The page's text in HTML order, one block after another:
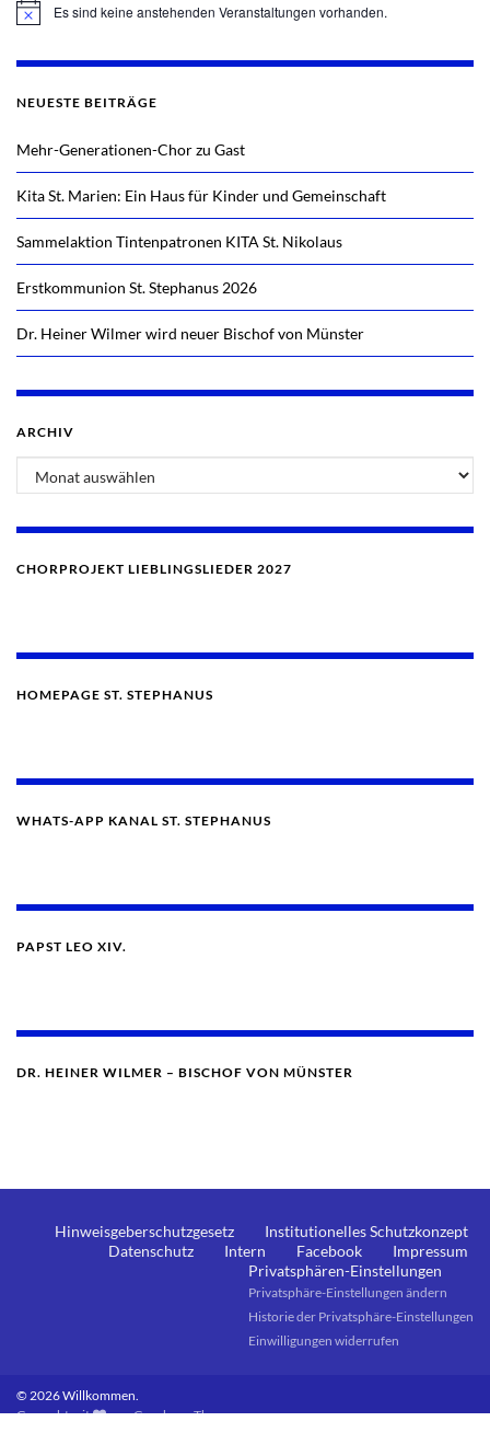
HinweisEs sind keine anstehenden Veranstaltungen vorhanden.
NEUESTE BEITRÄGE
Mehr-Generationen-Chor zu Gast
Kita St. Marien: Ein Haus für Kinder und Gemeinschaft
Sammelaktion Tintenpatronen KITA St. Nikolaus
Erstkommunion St. Stephanus 2026
Dr. Heiner Wilmer wird neuer Bischof von Münster
ARCHIV
CHORPROJEKT LIEBLINGSLIEDER 2027
HOMEPAGE ST. STEPHANUS
WHATS-APP KANAL ST. STEPHANUS
PAPST LEO XIV.
DR. HEINER WILMER – BISCHOF VON MÜNSTER
Hinweisgeberschutzgesetz
Institutionelles Schutzkonzept
Datenschutz
Intern Facebook
Impressum
Privatsphären-Einstellungen
Privatsphäre-Einstellungen ändern
Historie der Privatsphäre-Einstellungen
Einwilligungen widerrufen
© 2026 Willkommen.
Gemacht mit
vonGraphene Themes.